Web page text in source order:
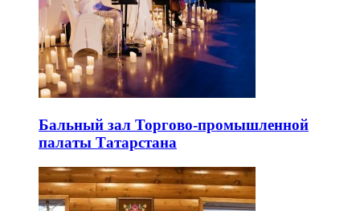
Бальный зал Торгово-промышленной
палаты Татарстана